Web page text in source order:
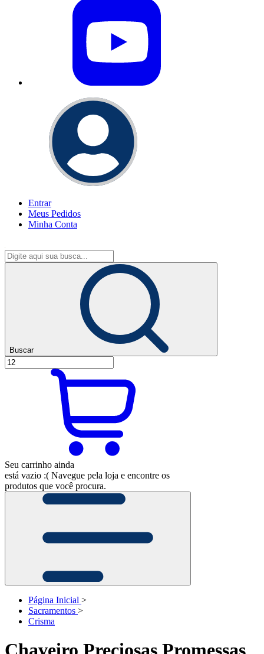
Entrar
Meus Pedidos
Minha Conta
Buscar
Seu carrinho ainda
está vazio :( Navegue pela loja e encontre os
produtos que você procura.
Página Inicial >
Sacramentos >
Crisma